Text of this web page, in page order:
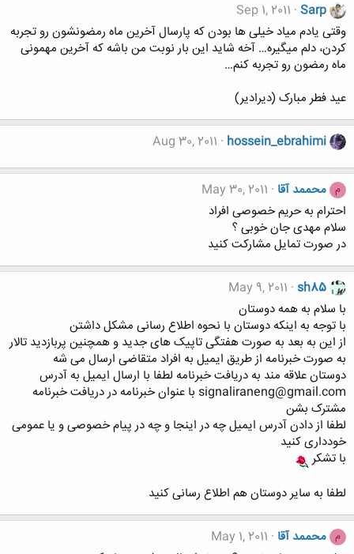
Sarp
Sep 1, 2011
وقتی یادم میاد خیلی ها بودن که پارسال آخرین ماه رمضونشون رو تجربه
کردن، دلم میگیره… آخه شاید این بار نوبت من باشه که آخرین مهمونی
ماه رمضون رو تجربه کنم…
عید فطر مبارک (دیرادیر)
hossein_ebrahimi
Aug 30, 2011
م محممد آقا May 30, 2011
احترام به حریم خصوصی افراد
سلام مهدی جان خوبی ؟
در صورت تمایل مشارکت کنید
sh85
May 9, 2011
با سلام به همه دوستان
با توجه به اینکه دوستان با نحوه اطلاع رسانی مشکل داشتن
از این به بعد به صورت هفتگی تاپیک های جدید و همچنین پربازدید تالار
به صورت خبرنامه از طریق ایمیل به افراد متقاضی ارسال می شه
دوستان علاقه مند به دریافت خبرنامه لطفا با ارسال ایمیل به آدرس
signaliraneng@gmail.com با عنوان خبرنامه در دریافت خبرنامه
مشترک بشن
لطفا از دادن آدرس ایمیل چه در اینجا و چه در پیام خصوصی و یا عمومی
خودداری کنید
با تشکر
لطفا به سایر دوستان هم اطلاع رسانی کنید
م محممد آقا May 1, 2011